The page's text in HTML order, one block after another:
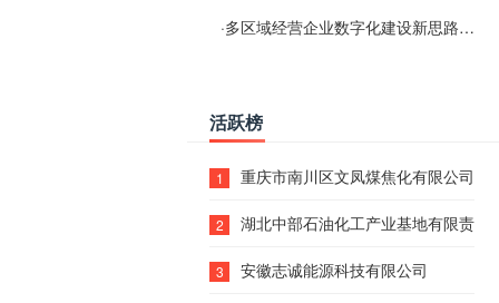
·多区域经营企业数字化建设新思路：多端载体与地域检索一体化落地思路分享
活跃榜
1 重庆市南川区文凤煤焦化有限公司
2 湖北中部石油化工产业基地有限责任
3 安徽志诚能源科技有限公司